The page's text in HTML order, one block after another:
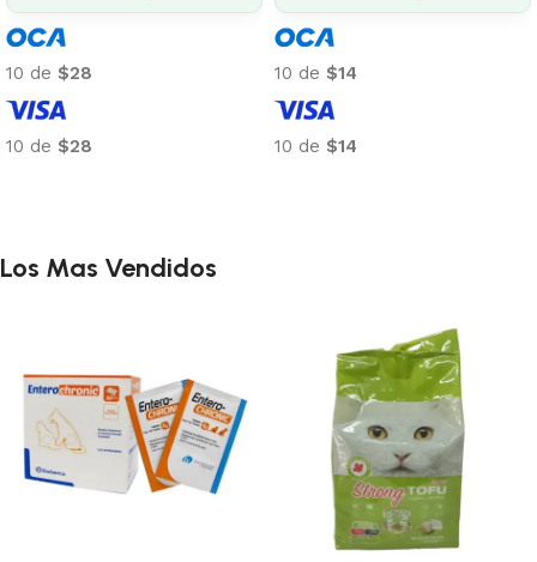
10 de $28
10 de $28
10 de $14
10 de $14
Los Mas Vendidos